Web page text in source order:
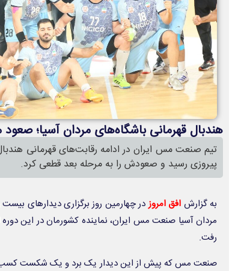
هندبال قهرمانی باشگاه‌های مردان آسیا؛
تیم صنعت مس ایران در ادامه رقابت‌های قهرمانی
پیروزی رسید و صعودش را به مرحله بعد قطعی کرد.
به گزارش افق امروزدر چهارمین روز برگزاری دیدارهای
مردان آسیا صنعت مس ایران، نماینده کشورمان در این
رفت.